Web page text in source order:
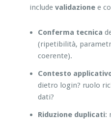
include validazionee
Conferma tecnica
(ripetibilità,
coerente).
Contesto
dietro login? ruolo
dati?
Riduzione duplicati: